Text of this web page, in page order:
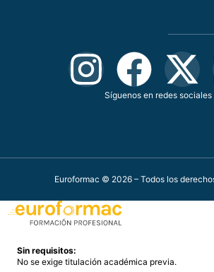
Síguenos en redes sociales
Euroformac © 2026 – Todos los
Sin requisitos:
No se exige titulación académica previa.